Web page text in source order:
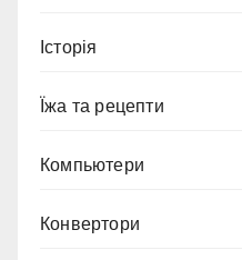
Історія
Їжа та рецепти
Компьютери
Конвертори